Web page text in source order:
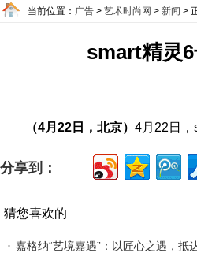
当前位置： 广告 > 艺术时尚网 > 新闻 >
smart精灵
（4月 22 日，北京） 4月22日，
分享到：
猜您喜欢的
嘉格纳“艺境嘉遇”：以匠心之遇，抵